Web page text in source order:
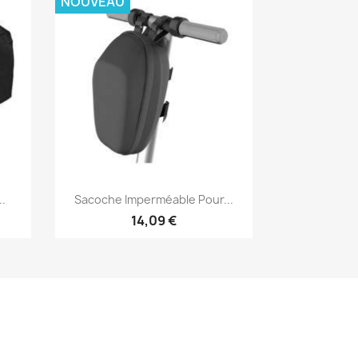
Aperçu rapide
Sacoche Imperméable Pour...
14,09 €